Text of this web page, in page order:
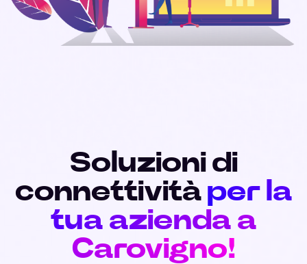
Soluzioni di
connettività per la
tua azienda a
Carovigno!